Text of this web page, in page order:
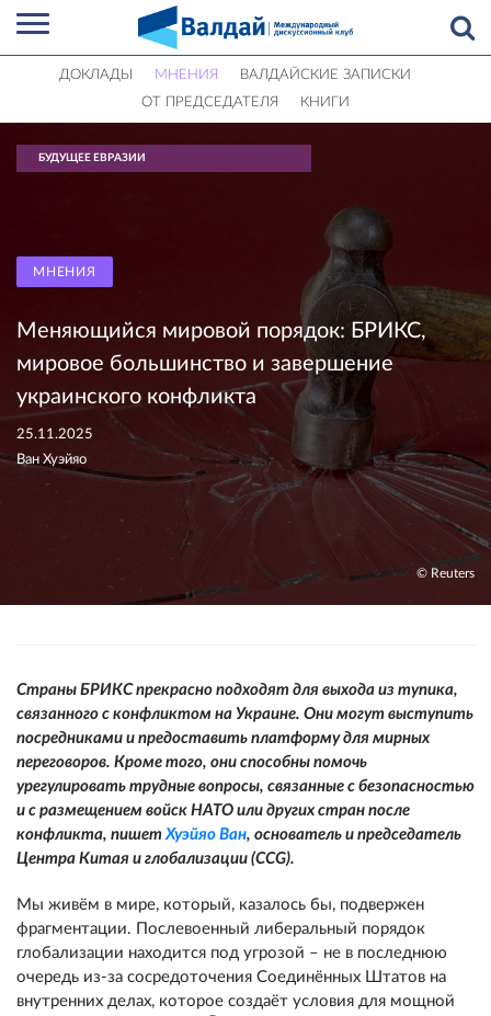
ДОКЛАДЫ МНЕНИЯ
ВАЛДАЙСКИЕ ЗАПИСКИ
ОТ ПРЕДСЕДАТЕЛЯ
КНИГИ
БУДУЩЕЕ ЕВРАЗИИ
МНЕНИЯ
Меняющийся мировой порядок: БРИКС,
мировое большинство и завершение
украинского конфликта
25.11.2025
Ван Хуэйяо
© Reuters
Страны БРИКС прекрасно подходят для выхода из тупика,
связанного с конфликтом на Украине. Они могут выступить
посредниками и предоставить платформу для мирных
переговоров. Кроме того, они способны помочь
урегулировать трудные вопросы, связанные с безопасностью
и с размещением войск НАТО или других стран после
конфликта, пишетХуэйяо Ван, основатель и председатель
Центра Китая и глобализации (CCG).
Мы живём в мире, который, казалось бы, подвержен
фрагментации. Послевоенный либеральный порядок
глобализации находится под угрозой – не в последнюю
очередь из-за сосредоточения Соединённых Штатов на
внутренних делах, которое создаёт условия для мощной